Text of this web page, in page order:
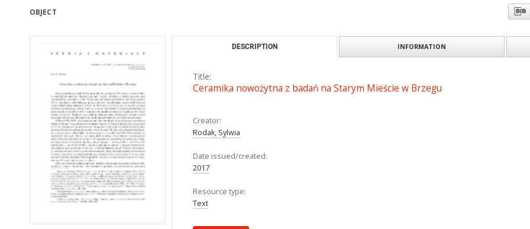
OBJECT
DESCRIPTION INFORMATION
Title:
Ceramika nowożytna z badań na Starym Mieście w Brzegu
Creator:
Rodak, Sylwia
Date issued/created:
2017
Resource type:
Text